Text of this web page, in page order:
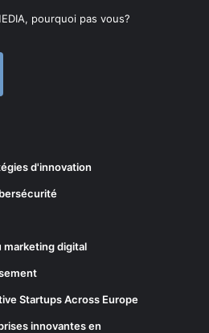
pourquoi pas vous?
d'innovation
marketing digital
Startups Across Europe
innovantes en